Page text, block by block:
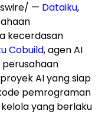
— Dataiku,
kecerdasan
Cobuild, agen AI
AI yang siap
pemrograman
yang berlaku